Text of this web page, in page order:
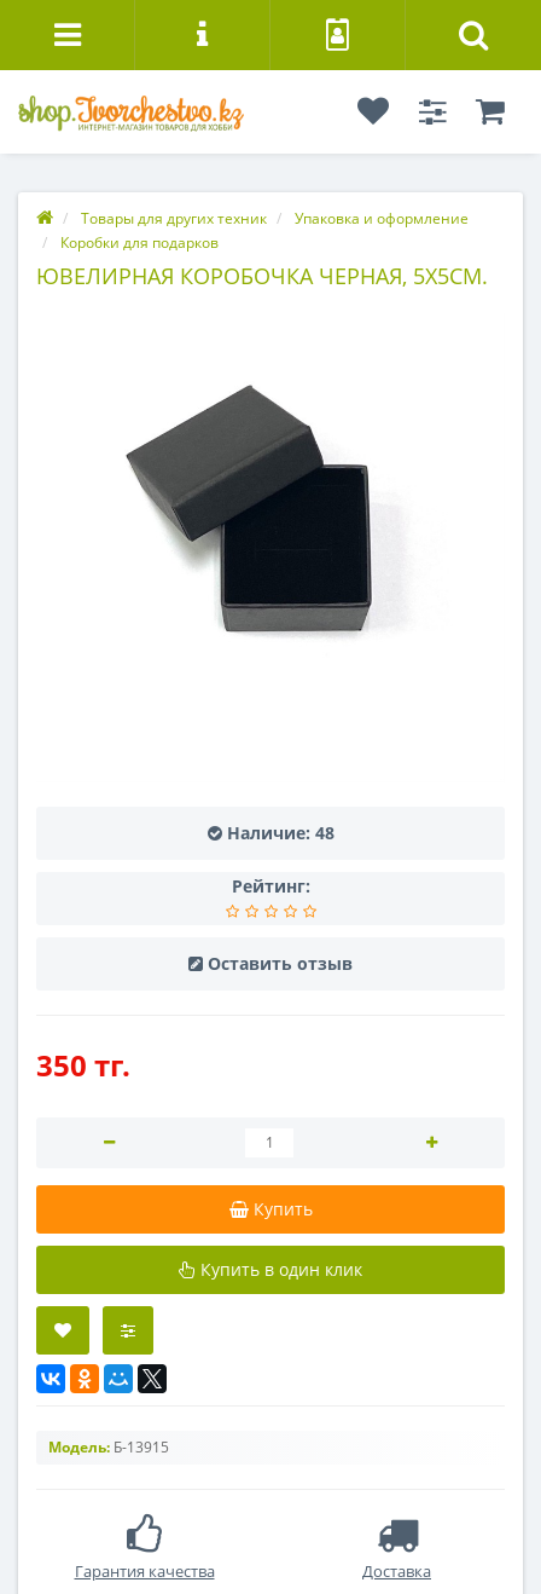
Товары для других техник
Упаковка и оформление
Коробки для подарков
ЮВЕЛИРНАЯ КОРОБОЧКА ЧЕРНАЯ, 5Х5СМ.
Наличие: 48
Рейтинг:
Оставить отзыв
350 тг.
Купить
Купить в один клик
Модель: Б-13915
Гарантия качества Доставка